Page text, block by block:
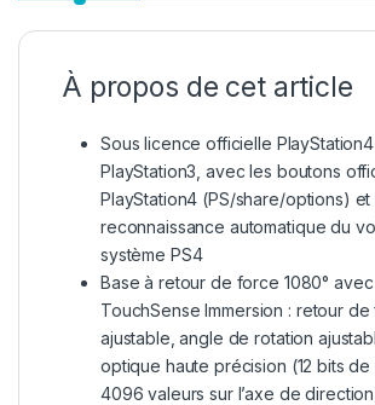
À propos de cet article
Sous licence officielle
PlayStation3, avec les boutons
PlayStation4 (PS/share/options) et
reconnaissance automatique du
système PS4
Base à retour de force 1080°
TouchSense Immersion : retour
ajustable, angle de rotation
optique haute précision (12 bits de
4096 valeurs sur l’axe de